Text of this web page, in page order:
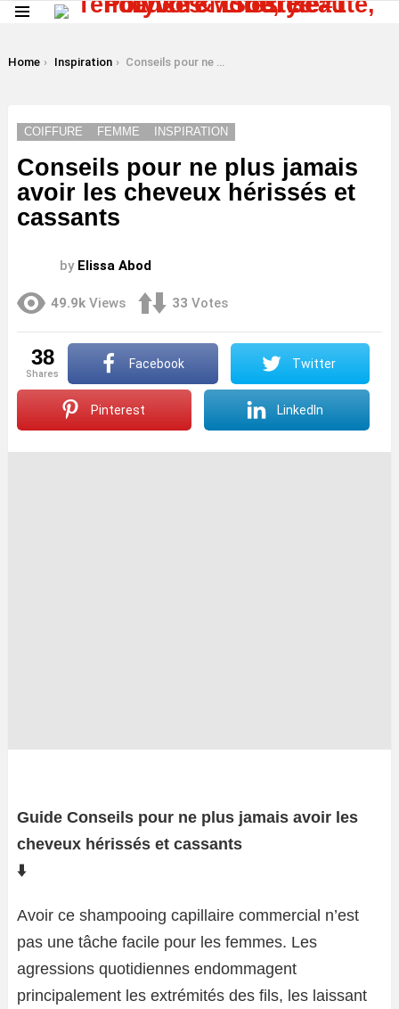
You are here:
Home Inspiration Conseils pour ne plus jamais avoir les cheveux hérissés et cassants
COIFFURE FEMME INSPIRATION
Conseils pour ne plus jamais
avoir les cheveux hérissés et
cassants
by Elissa Abod
49.9k Views 33 Votes
38
shares
Facebook Twitter
Pinterest LinkedIn
Guide Conseils pour ne plus jamais avoir les
cheveux hérissés et cassants
⬇️
Avoir ce shampooing capillaire commercial n’est
pas une tâche facile pour les femmes. Les
agressions quotidiennes endommagent
principalement les extrémités des fils, les laissant